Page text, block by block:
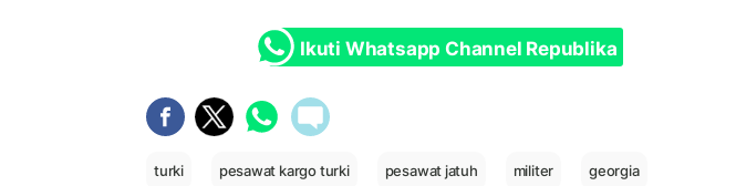
Ikuti Whatsapp Channel Republika
turki pesawat kargo turki pesawat jatuh militer georgia